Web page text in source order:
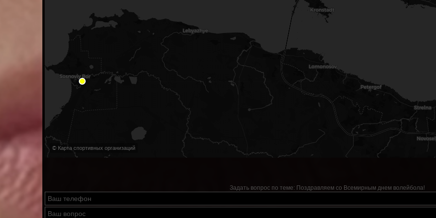
© Карта спортивных организаций
Задать вопрос по теме: Поздравляем со Всемирным днем волейбола!